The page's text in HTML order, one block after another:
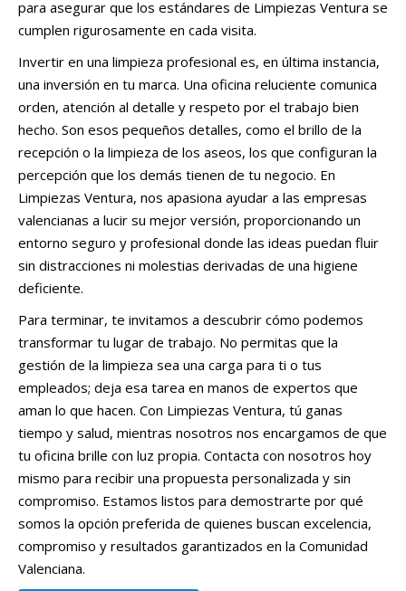
para asegurar que los estándares de Limpiezas Ventura se
cumplen rigurosamente en cada visita.
Invertir en una limpieza profesional es, en última instancia,
una inversión en tu marca. Una oficina reluciente comunica
orden, atención al detalle y respeto por el trabajo bien
hecho. Son esos pequeños detalles, como el brillo de la
recepción o la limpieza de los aseos, los que configuran la
percepción que los demás tienen de tu negocio. En
Limpiezas Ventura, nos apasiona ayudar a las empresas
valencianas a lucir su mejor versión, proporcionando un
entorno seguro y profesional donde las ideas puedan fluir
sin distracciones ni molestias derivadas de una higiene
deficiente.
Para terminar, te invitamos a descubrir cómo podemos
transformar tu lugar de trabajo. No permitas que la
gestión de la limpieza sea una carga para ti o tus
empleados; deja esa tarea en manos de expertos que
aman lo que hacen. Con Limpiezas Ventura, tú ganas
tiempo y salud, mientras nosotros nos encargamos de que
tu oficina brille con luz propia. Contacta con nosotros hoy
mismo para recibir una propuesta personalizada y sin
compromiso. Estamos listos para demostrarte por qué
somos la opción preferida de quienes buscan excelencia,
compromiso y resultados garantizados en la Comunidad
Valenciana.